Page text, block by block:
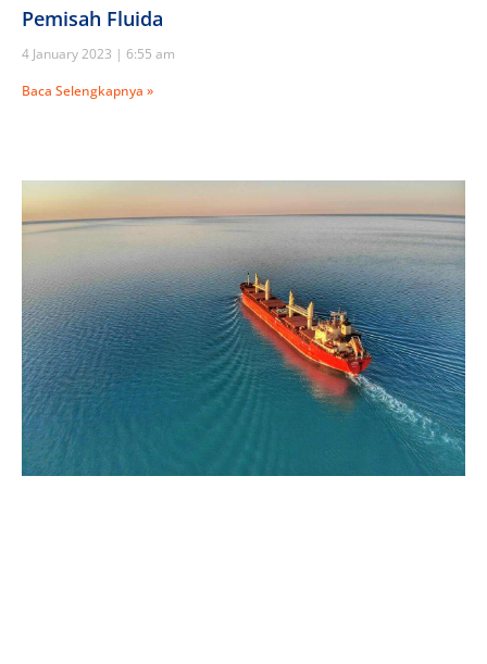
Pemisah Fluida
4 January 2023
6:55 am
Baca Selengkapnya »